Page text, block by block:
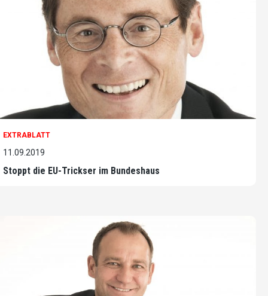
EXTRABLATT
11.09.2019
Stoppt die EU-Trickser im Bundeshaus